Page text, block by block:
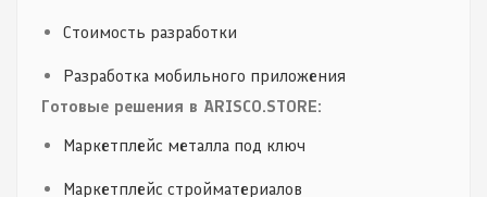
Стоимость разработки
Разработка мобильного приложения
Готовые решения в ARISCO.STORE:
Маркетплейс металла под ключ
Маркетплейс стройматериалов